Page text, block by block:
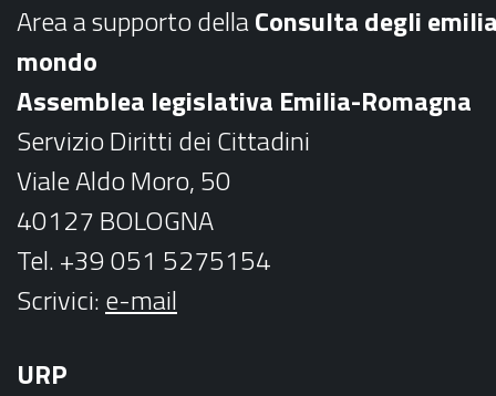
k
a
m
Area a supporto dellaConsulta degli
mondo
Assemblea legislativa Emilia-Romagna
Servizio Diritti dei Cittadini
Viale Aldo Moro, 50
40127 BOLOGNA
Tel. +39 051 5275154
Scrivici:e-mail
URP